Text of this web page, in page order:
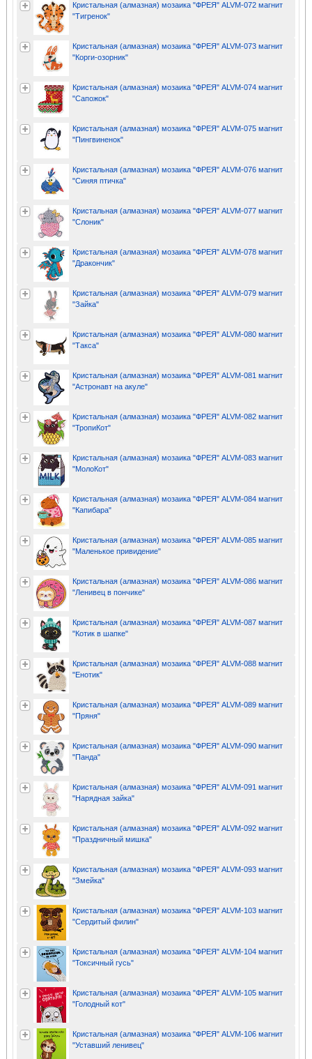
Кристальная (алмазная) мозаика "ФРЕЯ" ALVM-072 магнит
"Тигренок"
Кристальная (алмазная) мозаика "ФРЕЯ" ALVM-073 магнит
"Корги-озорник"
Кристальная (алмазная) мозаика "ФРЕЯ" ALVM-074 магнит
"Сапожок"
Кристальная (алмазная) мозаика "ФРЕЯ" ALVM-075 магнит
"Пингвиненок"
Кристальная (алмазная) мозаика "ФРЕЯ" ALVM-076 магнит
"Синяя птичка"
Кристальная (алмазная) мозаика "ФРЕЯ" ALVM-077 магнит
"Слоник"
Кристальная (алмазная) мозаика "ФРЕЯ" ALVM-078 магнит
"Дракончик"
Кристальная (алмазная) мозаика "ФРЕЯ" ALVM-079 магнит
"Зайка"
Кристальная (алмазная) мозаика "ФРЕЯ" ALVM-080 магнит
"Такса"
Кристальная (алмазная) мозаика "ФРЕЯ" ALVM-081 магнит
"Астронавт на акуле"
Кристальная (алмазная) мозаика "ФРЕЯ" ALVM-082 магнит
"ТропиКот"
Кристальная (алмазная) мозаика "ФРЕЯ" ALVM-083 магнит
"МолоКот"
Кристальная (алмазная) мозаика "ФРЕЯ" ALVM-084 магнит
"Капибара"
Кристальная (алмазная) мозаика "ФРЕЯ" ALVM-085 магнит
"Маленькое привидение"
Кристальная (алмазная) мозаика "ФРЕЯ" ALVM-086 магнит
"Ленивец в пончике"
Кристальная (алмазная) мозаика "ФРЕЯ" ALVM-087 магнит
"Котик в шапке"
Кристальная (алмазная) мозаика "ФРЕЯ" ALVM-088 магнит
"Енотик"
Кристальная (алмазная) мозаика "ФРЕЯ" ALVM-089 магнит
"Пряня"
Кристальная (алмазная) мозаика "ФРЕЯ" ALVM-090 магнит
"Панда"
Кристальная (алмазная) мозаика "ФРЕЯ" ALVM-091 магнит
"Нарядная зайка"
Кристальная (алмазная) мозаика "ФРЕЯ" ALVM-092 магнит
"Праздничный мишка"
Кристальная (алмазная) мозаика "ФРЕЯ" ALVM-093 магнит
"Змейка"
Кристальная (алмазная) мозаика "ФРЕЯ" ALVM-103 магнит
"Сердитый филин"
Кристальная (алмазная) мозаика "ФРЕЯ" ALVM-104 магнит
"Токсичный гусь"
Кристальная (алмазная) мозаика "ФРЕЯ" ALVM-105 магнит
"Голодный кот"
Кристальная (алмазная) мозаика "ФРЕЯ" ALVM-106 магнит
"Уставший ленивец"